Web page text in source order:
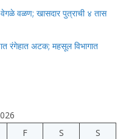
वळण; खासदार पुत्राची ४ तास
रंगेहात अटक; महसूल विभागात
F S
S